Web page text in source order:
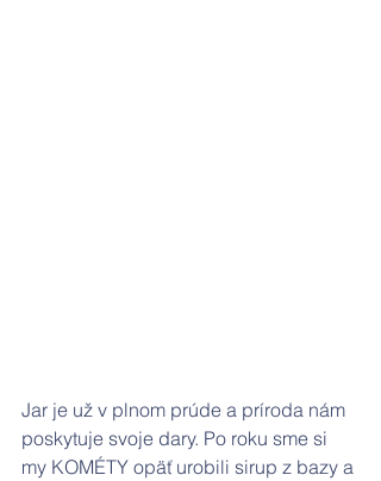
Jar je už v plnom prúde a príroda nám
poskytuje svoje dary. Po roku sme si
my KOMÉTY opäť urobili sirup z bazy a